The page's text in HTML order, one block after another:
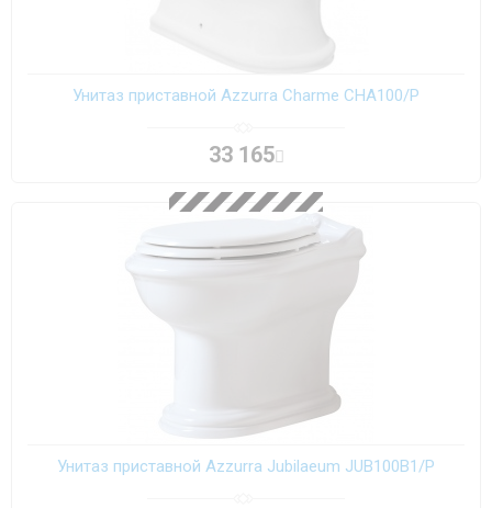
Унитаз приставной Azzurra Charme CHA100/P
33 165
Унитаз приставной Azzurra Jubilaeum JUB100B1/P